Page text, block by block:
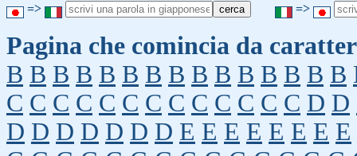
=> =>
Pagina che comincia da
B B B B B B B B B B B B B B B
C C C C C C C C C C C C C D D
D D D D D D D E E E E E E E E